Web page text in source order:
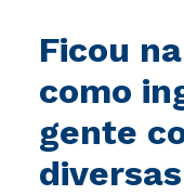
Ficou
como
gente